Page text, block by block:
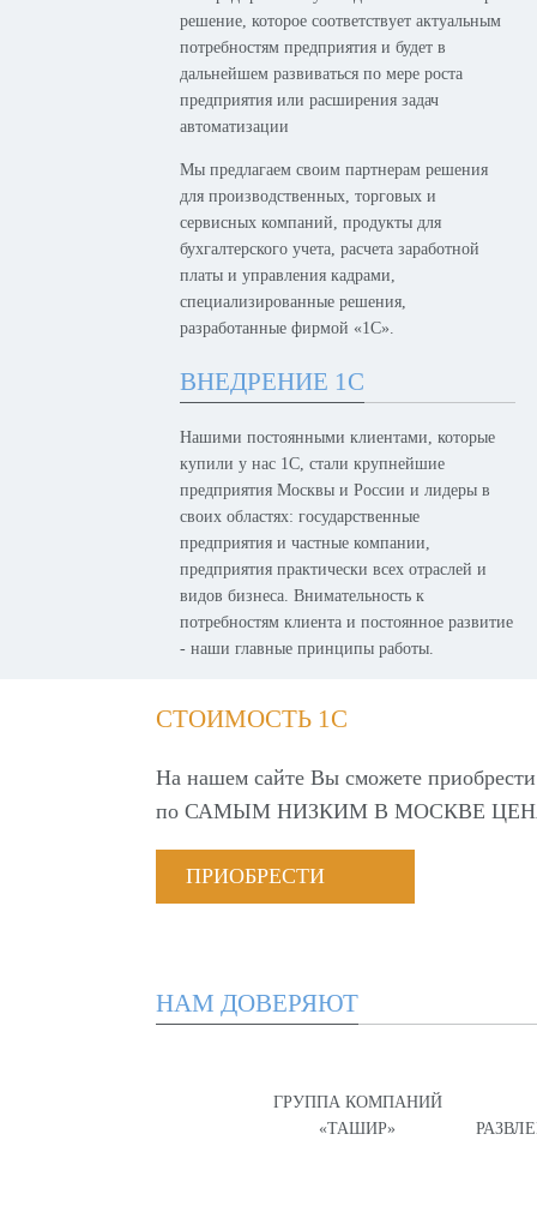
решение, которое соответствует актуальным
потребностям предприятия и будет в
дальнейшем развиваться по мере роста
предприятия или расширения задач
автоматизации
Мы предлагаем своим партнерам решения
для производственных, торговых и
сервисных компаний, продукты для
бухгалтерского учета, расчета заработной
платы и управления кадрами,
специализированные решения,
разработанные фирмой «1С».
ВНЕДРЕНИЕ 1С
Нашими постоянными клиентами, которые
купили у нас 1С, стали крупнейшие
предприятия Москвы и России и лидеры в
своих областях: государственные
предприятия и частные компании,
предприятия практически всех отраслей и
видов бизнеса. Внимательность к
потребностям клиента и постоянное развитие
- наши главные принципы работы.
СТОИМОСТЬ 1С
На нашем сайте Вы сможете
по САМЫМ НИЗКИМ В МОСКВЕ
ПРИОБРЕСТИ
НАМ ДОВЕРЯЮТ
ГРУППА КОМПАНИЙ
«ТАШИР»